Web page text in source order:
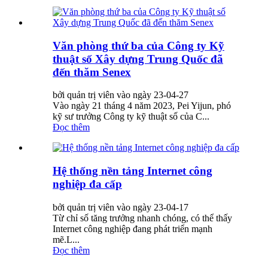
Văn phòng thứ ba của Công ty Kỹ
thuật số Xây dựng Trung Quốc đã
đến thăm Senex
bởi quản trị viên vào ngày 23-04-27
Vào ngày 21 tháng 4 năm 2023, Pei Yijun, phó
kỹ sư trưởng Công ty kỹ thuật số của C...
Đọc thêm
Hệ thống nền tảng Internet công
nghiệp đa cấp
bởi quản trị viên vào ngày 23-04-17
Từ chỉ số tăng trưởng nhanh chóng, có thể thấy
Internet công nghiệp đang phát triển mạnh
mẽ.L...
Đọc thêm